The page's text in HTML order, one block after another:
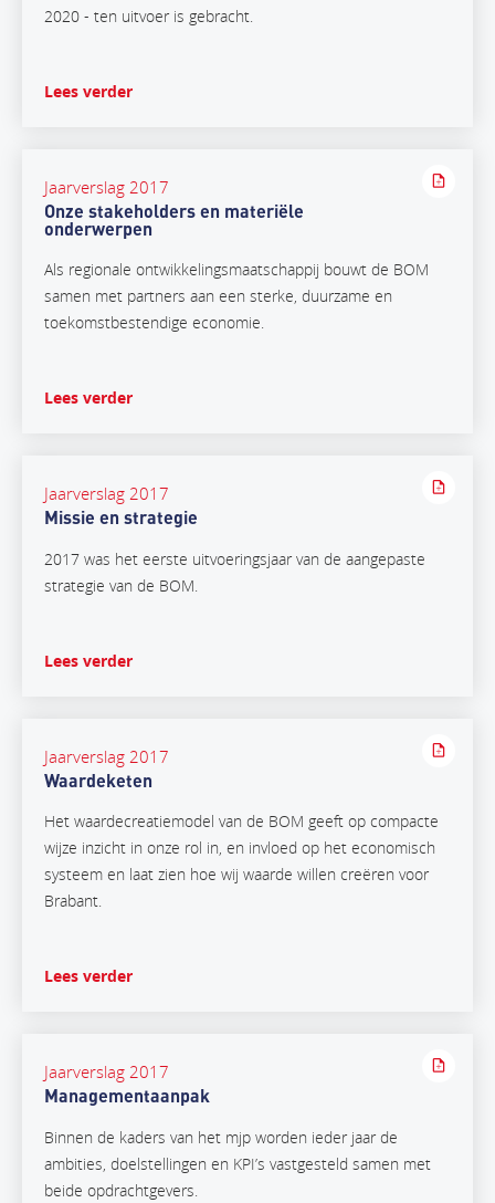
2020 - ten uitvoer is gebracht.
Lees verder
Jaarverslag 2017
Onze stakeholders en materiële
onderwerpen
Als regionale ontwikkelingsmaatschappij bouwt de BOM
samen met partners aan een sterke, duurzame en
toekomstbestendige economie.
Lees verder
Jaarverslag 2017
Missie en strategie
2017 was het eerste uitvoeringsjaar van de aangepaste
strategie van de BOM.
Lees verder
Jaarverslag 2017
Waardeketen
Het waardecreatiemodel van de BOM geeft op compacte
wijze inzicht in onze rol in, en invloed op het economisch
systeem en laat zien hoe wij waarde willen creëren voor
Brabant.
Lees verder
Jaarverslag 2017
Managementaanpak
Binnen de kaders van het mjp worden ieder jaar de
ambities, doelstellingen en KPI’s vastgesteld samen met
beide opdrachtgevers.